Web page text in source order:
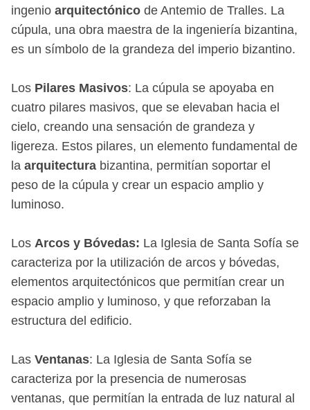
ingenio arquitectónico de Antemio de Tralles. La
cúpula, una obra maestra de la ingeniería bizantina,
es un símbolo de la grandeza del imperio bizantino.
Los Pilares Masivos: La cúpula se apoyaba en
cuatro pilares masivos, que se elevaban hacia el
cielo, creando una sensación de grandeza y
ligereza. Estos pilares, un elemento fundamental de
la arquitectura bizantina, permitían soportar el
peso de la cúpula y crear un espacio amplio y
luminoso.
Los Arcos y Bóvedas: La Iglesia de Santa Sofía se
caracteriza por la utilización de arcos y bóvedas,
elementos arquitectónicos que permitían crear un
espacio amplio y luminoso, y que reforzaban la
estructura del edificio.
Las Ventanas: La Iglesia de Santa Sofía se
caracteriza por la presencia de numerosas
ventanas, que permitían la entrada de luz natural al